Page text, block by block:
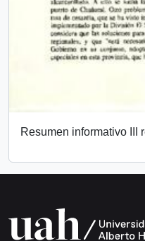
Resumen informativo III